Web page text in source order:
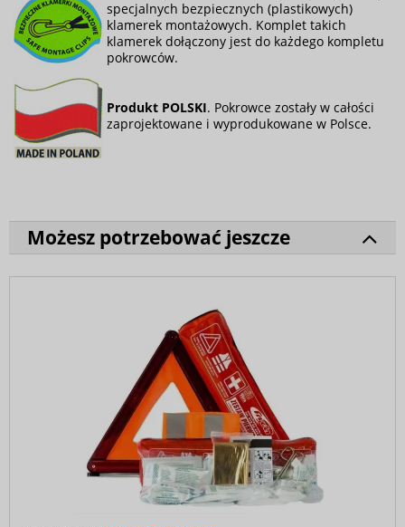
specjalnych bezpiecznych (plastikowych)
klamerek montażowych. Komplet takich
klamerek dołączony jest do każdego kompletu
pokrowców.
Produkt POLSKI. Pokrowce zostały w całości
zaprojektowane i wyprodukowane w Polsce.
Możesz potrzebować jeszcze